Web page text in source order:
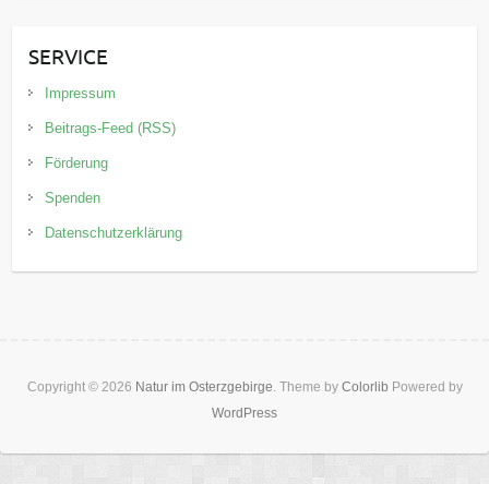
SERVICE
Impressum
Beitrags-Feed (RSS)
Förderung
Spenden
Datenschutzerklärung
Copyright © 2026 Natur im Osterzgebirge . Theme by Colorlib Powered by
WordPress